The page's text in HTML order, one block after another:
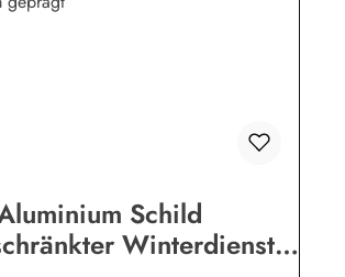
Schild
Winterdienst